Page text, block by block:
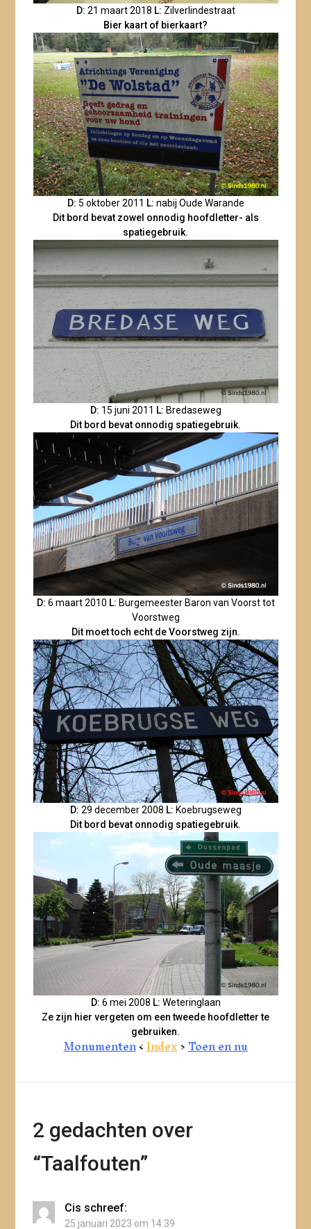
D: 21 maart 2018 L: Zilverlindestraat
Bier kaart of bierkaart?
D: 5 oktober 2011 L: nabij Oude Warande
Dit bord bevat zowel onnodig hoofdletter- als
spatiegebruik.
D: 15 juni 2011 L: Bredaseweg
Dit bord bevat onnodig spatiegebruik.
D: 6 maart 2010 L: Burgemeester Baron van Voorst tot
Voorstweg
Dit moet toch echt de Voorstweg zijn.
D: 29 december 2008 L: Koebrugseweg
Dit bord bevat onnodig spatiegebruik.
D: 6 mei 2008 L: Weteringlaan
Ze zijn hier vergeten om een tweede hoofdletter te
gebruiken.
Monumenten<Index>Toen en nu
2 gedachten over
“Taalfouten”
Cis schreef:
25 januari 2023 om 14:39